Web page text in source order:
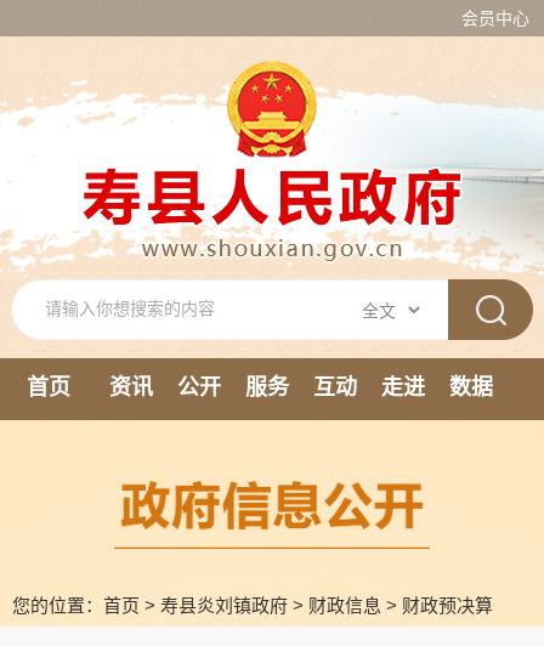
会员中心
首页 资讯 公开 服务 互动 走进
数据
您的位置： 首页 > 寿县炎刘镇政府 > 财政信息 > 财政预决算